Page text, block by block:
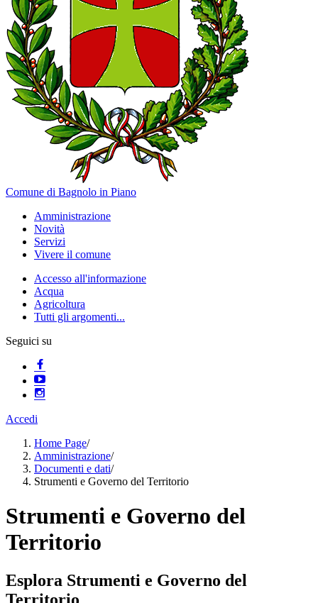
Comune di Bagnolo in Piano
Amministrazione
Novità
Servizi
Vivere il comune
Accesso all'informazione
Acqua
Agricoltura
Tutti gli argomenti...
Seguici su
Accedi
Home Page/
Amministrazione/
Documenti e dati/
Strumenti e Governo del Territorio
Strumenti e Governo del
Territorio
Esplora Strumenti e Governo del